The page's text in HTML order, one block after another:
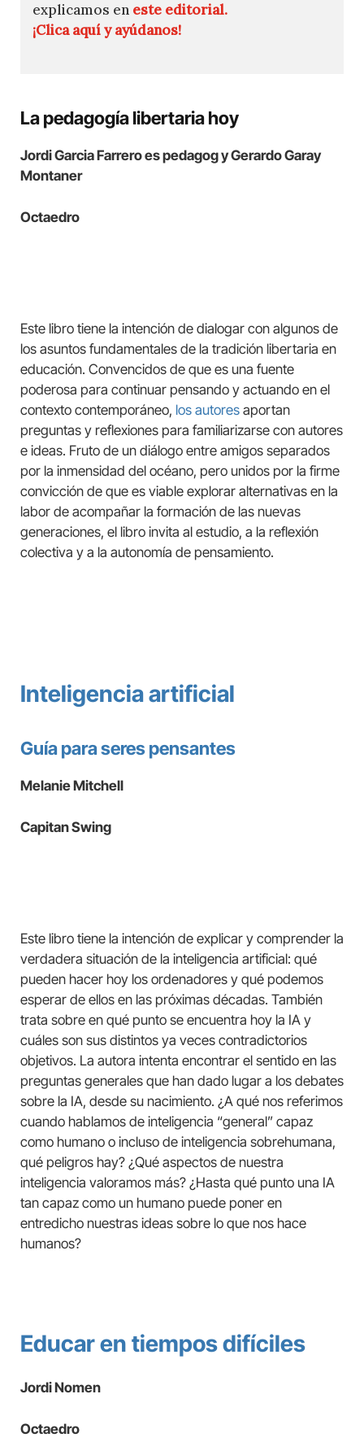
explicamos en este editorial.
¡Clica aquí y ayúdanos!
La pedagogía libertaria hoy
Jordi Garcia Farrero es pedagog y Gerardo Garay
Montaner
Octaedro
Este libro tiene la intención de dialogar con algunos de
los asuntos fundamentales de la tradición libertaria en
educación. Convencidos de que es una fuente
poderosa para continuar pensando y actuando en el
contexto contemporáneo, los autores aportan
preguntas y reflexiones para familiarizarse con autores
e ideas. Fruto de un diálogo entre amigos separados
por la inmensidad del océano, pero unidos por la firme
convicción de que es viable explorar alternativas en la
labor de acompañar la formación de las nuevas
generaciones, el libro invita al estudio, a la reflexión
colectiva y a la autonomía de pensamiento.
Inteligencia artificial
Guía para seres pensantes
Melanie Mitchell
Capitan Swing
Este libro tiene la intención de explicar y comprender la
verdadera situación de la inteligencia artificial: qué
pueden hacer hoy los ordenadores y qué podemos
esperar de ellos en las próximas décadas. También
trata sobre en qué punto se encuentra hoy la IA y
cuáles son sus distintos ya veces contradictorios
objetivos. La autora intenta encontrar el sentido en las
preguntas generales que han dado lugar a los debates
sobre la IA, desde su nacimiento. ¿A qué nos referimos
cuando hablamos de inteligencia “general” capaz
como humano o incluso de inteligencia sobrehumana,
qué peligros hay? ¿Qué aspectos de nuestra
inteligencia valoramos más? ¿Hasta qué punto una IA
tan capaz como un humano puede poner en
entredicho nuestras ideas sobre lo que nos hace
humanos?
Educar en tiempos difíciles
Jordi Nomen
Octaedro